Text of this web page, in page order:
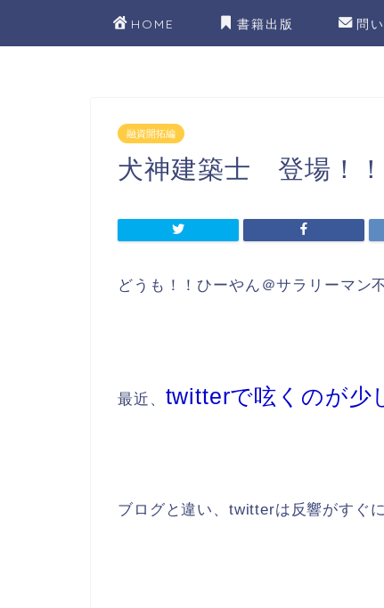
HOME 書籍出版 問
融資開拓編
犬神建築士 登場！！
どうも！！ひーやん＠サラリーマン
最近、 twitterで呟くのが少
ブログと違い、twitterは反響がすぐ